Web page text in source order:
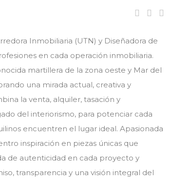
Inmobiliaria (UTN) y Diseñadora de
en cada operación inmobiliaria.
martillera de la zona oeste y Mar del
una mirada actual, creativa y
la venta, alquiler, tasación y
del interiorismo, para potenciar cada
encuentren el lugar ideal. Apasionada
inspiración en piezas únicas que
de autenticidad en cada proyecto y
transparencia y una visión integral del